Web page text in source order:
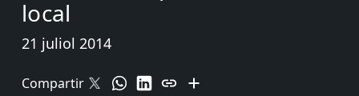
local
21 juliol 2014
Compartir